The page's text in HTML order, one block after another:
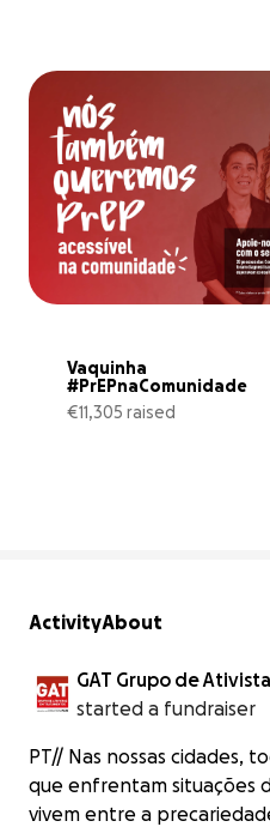
Vaquinha
#PrEPnaComunidade
€11,305 raised
ActivityAbout
GAT Grupo de
started a fundraiser
PT// Nas nossas cidades,
que enfrentam situações
vivem entre a